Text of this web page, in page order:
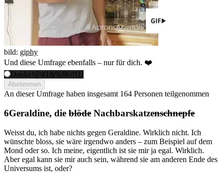
bild: giphy
Und diese Umfrage ebenfalls – nur für dich. ❤️
Danke!@#1&%!#//!!1!
Abstimmen
An dieser Umfrage haben insgesamt 164 Personen teilgenommen
Geraldine, die blöde Nachbarskatzenschnepfe
Weisst du, ich habe nichts gegen Geraldine. Wirklich nicht. Ich
wünschte bloss, sie wäre irgendwo anders – zum Beispiel auf dem
Mond oder so. Ich meine, eigentlich ist sie mir ja egal. Wirklich.
Aber egal kann sie mir auch sein, während sie am anderen Ende des
Universums ist, oder?